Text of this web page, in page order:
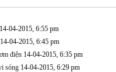
14-04-2015, 6:55 pm
14-04-2015, 6:45 pm
điện 14-04-2015, 6:35 pm
sóng 14-04-2015, 6:29 pm